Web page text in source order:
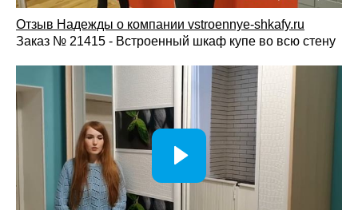
Отзыв Надежды о компании vstroennye-shkafy.ru
Заказ № 21415 - Встроенный шкаф купе во всю стену